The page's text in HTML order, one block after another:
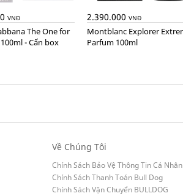
VNĐ
- Cấn box
2.390.000VNĐ
Montblanc Explorer Extreme
Parfum 100ml
Về Chúng Tôi
Chính Sách Bảo Vệ Thông Tin Cá Nhân
Chính Sách Thanh Toán Bull Dog
Chính Sách Vận Chuyển BULLDOG